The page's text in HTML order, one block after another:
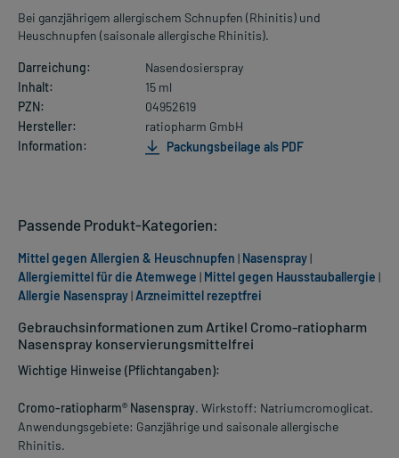
Bei ganzjährigem allergischem Schnupfen (Rhinitis) und
Heuschnupfen (saisonale allergische Rhinitis).
Darreichung:
Nasendosierspray
Inhalt:
15 ml
PZN:
04952619
Hersteller:
ratiopharm GmbH
Information:
Packungsbeilage als PDF
Gebrauchsinformationen zum Artikel Cromo-ratiopharm
Nasenspray konservierungsmittelfrei
Wichtige Hinweise (Pflichtangaben):
Cromo-ratiopharm® Nasenspray. Wirkstoff: Natriumcromoglicat.
Anwendungsgebiete: Ganzjährige und saisonale allergische
Rhinitis.
Passende Produkt-Kategorien:
Mittel gegen Allergien & Heuschnupfen | Nasenspray|
Allergiemittel für die Atemwege | Mittel gegen Hausstauballergie |
Allergie Nasenspray|Arzneimittel rezeptfrei